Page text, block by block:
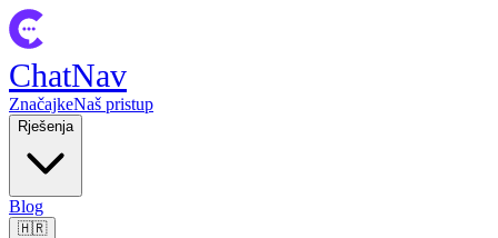
ChatNav
ZnačajkeNaš pristup
Rješenja
Blog
🇭🇷